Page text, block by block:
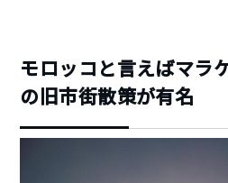
モロッコと言えばマラ
の旧市街散策が有名